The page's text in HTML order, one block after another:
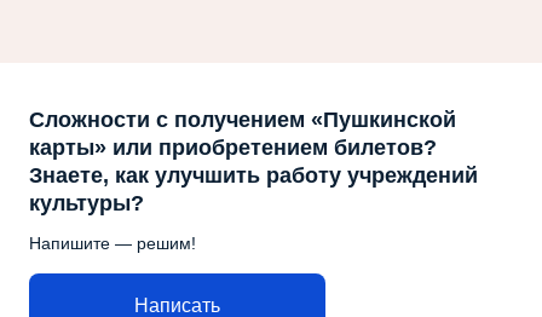
Сложности с получением «Пушкинской
карты» или приобретением билетов?
Знаете, как улучшить работу учреждений
культуры?
Напишите — решим!
Написать